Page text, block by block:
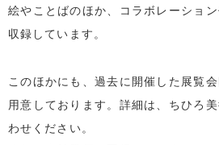
絵やことばのほか、コラボレーショ
収録しています。
このほかにも、過去に開催した展覧
用意しております。詳細は、ちひろ
わせください。